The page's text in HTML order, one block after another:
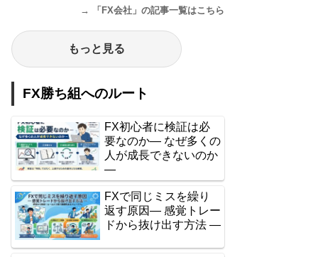
→ 「FX会社」の記事一覧はこちら
もっと見る
FX勝ち組へのルート
FX初心者に検証は必
要なのか― なぜ多くの
人が成長できないのか
―
FXで同じミスを繰り
返す原因― 感覚トレー
ドから抜け出す方法 ―